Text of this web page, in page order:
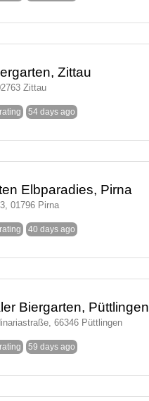
Zittau
Zittau
54 days ago
Elbparadies, Pirna
01796 Pirna
40 days ago
Biergarten, Püttlingen
66346 Püttlingen
59 days ago